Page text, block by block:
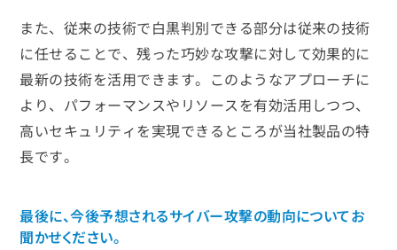
また、従来の技術で白黒判別できる部分は従来の技術
に任せることで、残った巧妙な攻撃に対して効果的に
最新の技術を活用できます。このようなアプローチに
より、パフォーマンスやリソースを有効活用しつつ、
高いセキュリティを実現できるところが当社製品の特
長です。
最後に、今後予想されるサイバー攻撃の動向についてお
聞かせください。